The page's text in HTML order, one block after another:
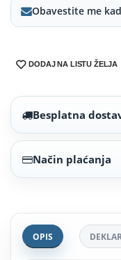
Obavestite me
DODAJ NA LISTU ŽELJA
Besplatna
Način plaćanja
OPIS